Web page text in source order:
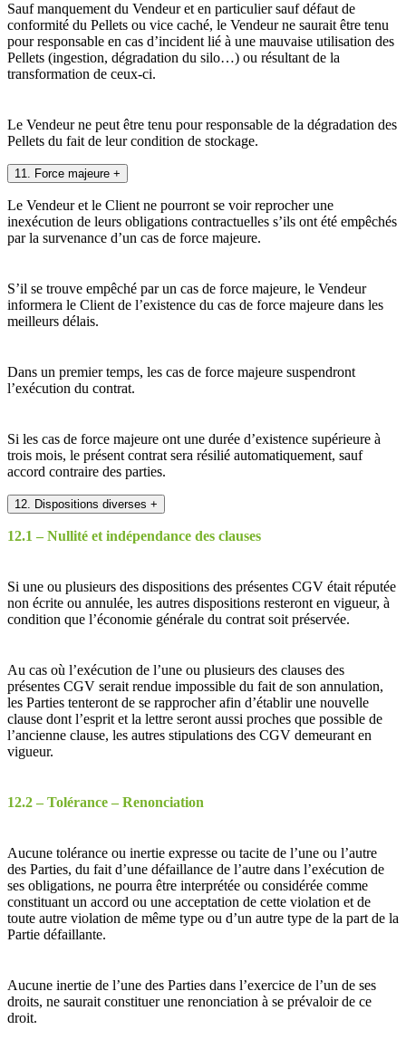
Sauf manquement du Vendeur et en particulier sauf défaut de
conformité du Pellets ou vice caché, le Vendeur ne saurait être tenu
pour responsable en cas d’incident lié à une mauvaise utilisation des
Pellets (ingestion, dégradation du silo…) ou résultant de la
transformation de ceux-ci.
Le Vendeur ne peut être tenu pour responsable de la dégradation des
Pellets du fait de leur condition de stockage.
11. Force majeure +
Le Vendeur et le Client ne pourront se voir reprocher une
inexécution de leurs obligations contractuelles s’ils ont été empêchés
par la survenance d’un cas de force majeure.
S’il se trouve empêché par un cas de force majeure, le Vendeur
informera le Client de l’existence du cas de force majeure dans les
meilleurs délais.
Dans un premier temps, les cas de force majeure suspendront
l’exécution du contrat.
Si les cas de force majeure ont une durée d’existence supérieure à
trois mois, le présent contrat sera résilié automatiquement, sauf
accord contraire des parties.
12. Dispositions diverses +
12.1 – Nullité et indépendance des clauses
Si une ou plusieurs des dispositions des présentes CGV était réputée
non écrite ou annulée, les autres dispositions resteront en vigueur, à
condition que l’économie générale du contrat soit préservée.
Au cas où l’exécution de l’une ou plusieurs des clauses des
présentes CGV serait rendue impossible du fait de son annulation,
les Parties tenteront de se rapprocher afin d’établir une nouvelle
clause dont l’esprit et la lettre seront aussi proches que possible de
l’ancienne clause, les autres stipulations des CGV demeurant en
vigueur.
12.2 – Tolérance – Renonciation
Aucune tolérance ou inertie expresse ou tacite de l’une ou l’autre
des Parties, du fait d’une défaillance de l’autre dans l’exécution de
ses obligations, ne pourra être interprétée ou considérée comme
constituant un accord ou une acceptation de cette violation et de
toute autre violation de même type ou d’un autre type de la part de la
Partie défaillante.
Aucune inertie de l’une des Parties dans l’exercice de l’un de ses
droits, ne saurait constituer une renonciation à se prévaloir de ce
droit.